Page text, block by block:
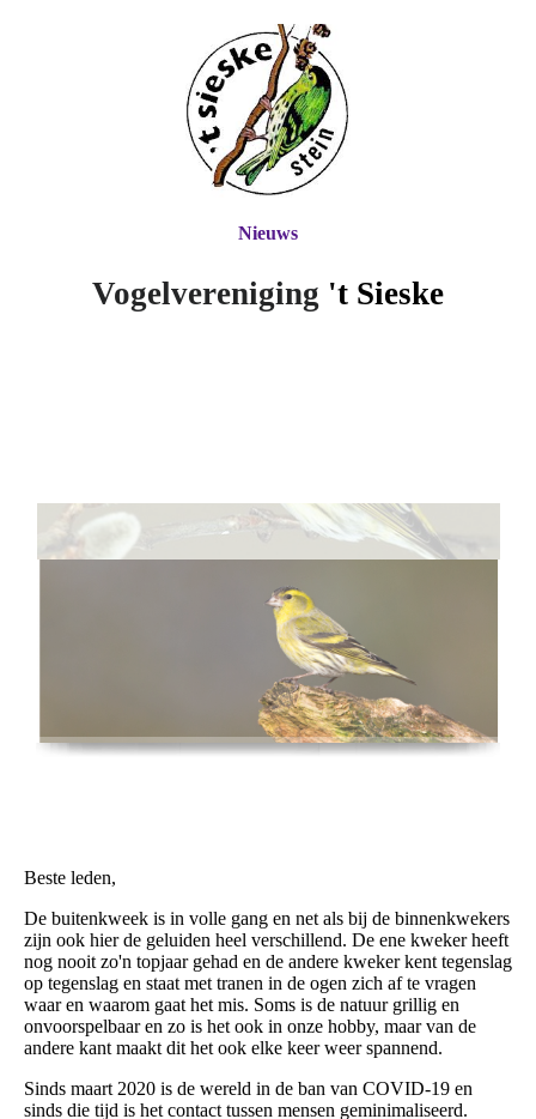
Vogelvereniging 't Sieske
Nieuws
Beste leden,
De buitenkweek is in volle gang en net als bij de binnenkwekers
zijn ook hier de geluiden heel verschillend. De ene kweker heeft
nog nooit zo'n topjaar gehad en de andere kweker kent tegenslag
op tegenslag en staat met tranen in de ogen zich af te vragen
waar en waarom gaat het mis. Soms is de natuur grillig en
onvoorspelbaar en zo is het ook in onze hobby, maar van de
andere kant maakt dit het ook elke keer weer spannend.
Sinds maart 2020 is de wereld in de ban van COVID-19 en
sinds die tijd is het contact tussen mensen geminimaliseerd.